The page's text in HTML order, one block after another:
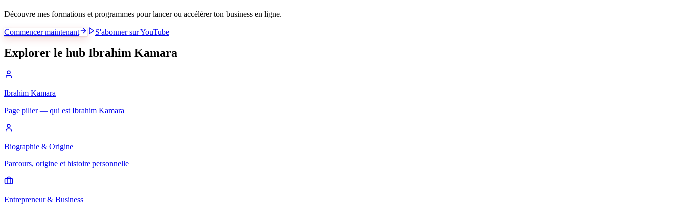
Découvre mes formations et programmes pour lancer ou accélérer ton business en ligne.
Commencer maintenant S'abonner sur YouTube
Explorer le hub Ibrahim Kamara
Ibrahim Kamara
Page pilier — qui est Ibrahim Kamara
Biographie & Origine
Parcours, origine et histoire personnelle
Entrepreneur & Business